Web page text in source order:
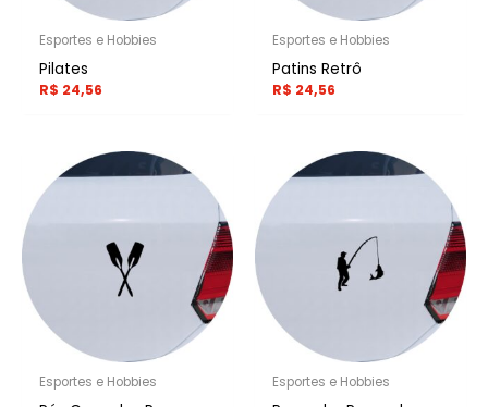
Esportes e Hobbies
Pilates
R$ 24,56
Esportes e Hobbies
Patins Retrô
R$ 24,56
Esportes e Hobbies Esportes e Hobbies